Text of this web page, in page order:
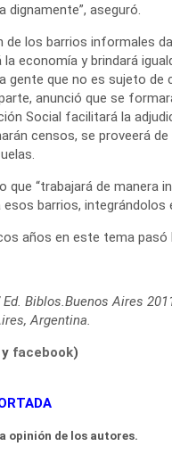
aseguró.
los barrios informales
economía y brindará
gente que no es sujeto
anunció que se
Social facilitará la
censos, se proveerá
“trabajará de manera
barrios, integrándolos
años en este tema pasó
Biblos.Buenos Aires
Argentina.
y facebook)
opinión de los autores.